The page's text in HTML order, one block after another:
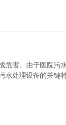
危害。由于医院污
水处理设备的关键